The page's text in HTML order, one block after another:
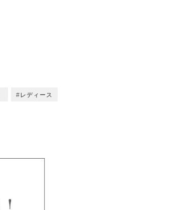
レディース